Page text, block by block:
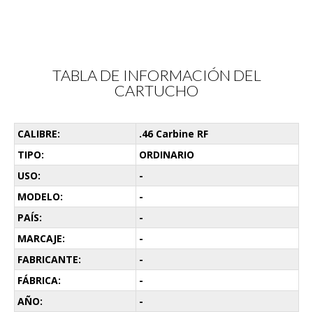
TABLA DE INFORMACIÓN DEL
CARTUCHO
CALIBRE:
.46 Carbine RF
TIPO:
ORDINARIO
USO:
-
MODELO:
-
PAÍS:
-
MARCAJE:
-
FABRICANTE:
-
FÁBRICA:
-
AÑO:
-